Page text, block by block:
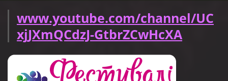
www.youtube.com/channel/UC
xjJXmQCdzJ-GtbrZCwHcXA